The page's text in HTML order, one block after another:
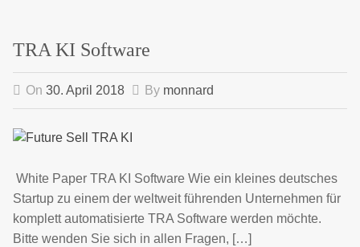
TRA KI Software
On 30. April 2018 By monnard
White Paper TRA KI Software Wie ein kleines deutsches
Startup zu einem der weltweit führenden Unternehmen für
komplett automatisierte TRA Software werden möchte.
Bitte wenden Sie sich in allen Fragen, […]